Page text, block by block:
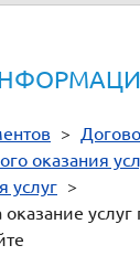
>
оказания
услуг >
оказание